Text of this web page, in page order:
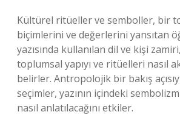
Kültürel ritüeller ve semboller, bir
biçimlerini ve değerlerini yansıtan
yazısında kullanılan dil ve kişi
toplumsal yapıyı ve ritüelleri nasıl
belirler. Antropolojik bir bakış
seçimler, yazının içindeki
nasıl anlatılacağını etkiler.